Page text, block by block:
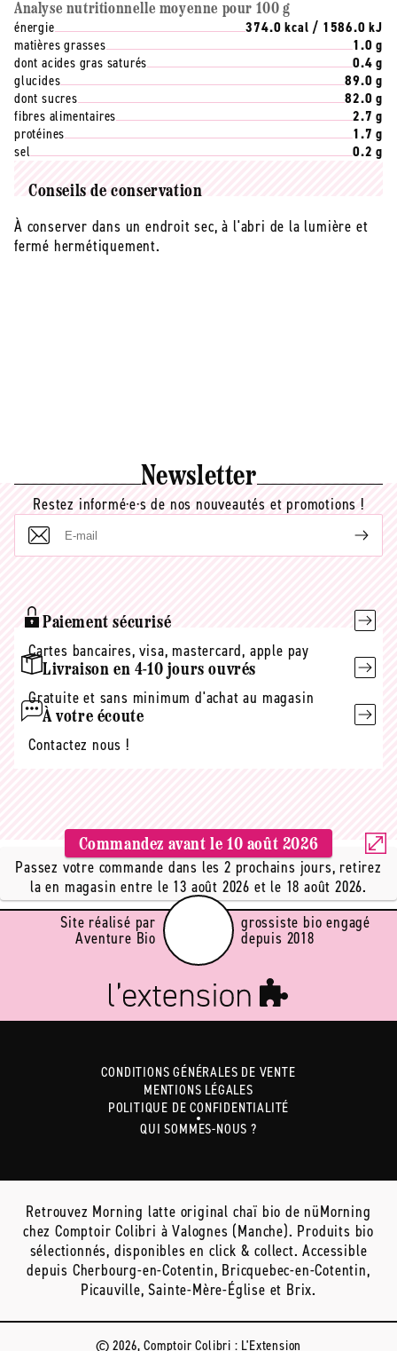
Analyse nutritionnelle moyenne pour 100 g
énergie
374.0 kcal / 1586.0 kJ
matières grasses
1.0 g
dont acides gras saturés
0.4 g
glucides
89.0 g
dont sucres
82.0 g
fibres alimentaires
2.7 g
protéines
1.7 g
sel
0.2 g
Conseils de conservation
À conserver dans un endroit sec, à l'abri de la lumière et
fermé hermétiquement.
Newsletter
Restez informé·e·s de nos nouveautés et promotions !
E-
Paiement sécurisé
Cartes bancaires, visa, mastercard, apple pay
Livraison en 4-10 jours ouvrés
Gratuite et sans minimum d'achat au magasin
À votre écoute
Contactez nous !
Commandez avant le10 août 2026
Passez votre commande dans les 2 prochains jours, retirez
la en magasin entre le 13 août 2026 et le 18 août 2026.
Site réalisé par
Aventure Bio
grossiste bio engagé
depuis 2018
CONDITIONS GÉNÉRALES DE VENTE
MENTIONS LÉGALES
POLITIQUE DE CONFIDENTIALITÉ
QUI SOMMES-NOUS ?
Retrouvez Morning latte original chaï bio de nüMorning
chez Comptoir Colibri à Valognes (Manche). Produits bio
sélectionnés, disponibles en click & collect. Accessible
depuis Cherbourg-en-Cotentin, Bricquebec-en-Cotentin,
Picauville, Sainte-Mère-Église et Brix.
© 2026, Comptoir Colibri : L'Extension